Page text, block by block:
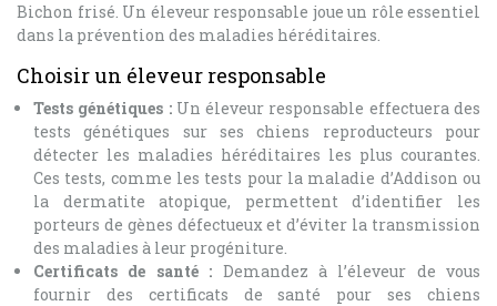
Bichon frisé. Un éleveur responsable joue un rôle essentiel
dans la prévention des maladies héréditaires.
Choisir un éleveur responsable
Tests génétiques : Un éleveur responsable effectuera des
tests génétiques sur ses chiens reproducteurs pour
détecter les maladies héréditaires les plus courantes.
Ces tests, comme les tests pour la maladie d’Addison ou
la dermatite atopique, permettent d’identifier les
porteurs de gènes défectueux et d’éviter la transmission
des maladies à leur progéniture.
Certificats de santé : Demandez à l’éleveur de vous
fournir des certificats de santé pour ses chiens